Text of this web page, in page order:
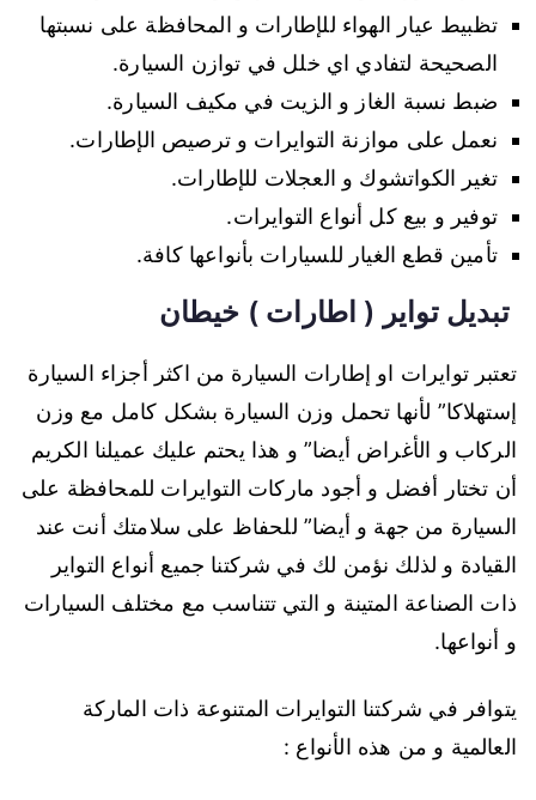
تظبيط عيار الهواء للإطارات و المحافظة على نسبتها
الصحيحة لتفادي اي خلل في توازن السيارة.
ضبط نسبة الغاز و الزيت في مكيف السيارة.
نعمل على موازنة التوايرات و ترصيص الإطارات.
تغير الكواتشوك و العجلات للإطارات.
توفير و بيع كل أنواع التوايرات.
تأمين قطع الغيار للسيارات بأنواعها كافة.
تبديل تواير ( اطارات ) خيطان
تعتبر توايرات او إطارات السيارة من اكثر أجزاء السيارة
إستهلاكا” لأنها تحمل وزن السيارة بشكل كامل مع وزن
الركاب و الأغراض أيضا” و هذا يحتم عليك عميلنا الكريم
أن تختار أفضل و أجود ماركات التوايرات للمحافظة على
السيارة من جهة و أيضا” للحفاظ على سلامتك أنت عند
القيادة و لذلك نؤمن لك في شركتنا جميع أنواع التواير
ذات الصناعة المتينة و التي تتناسب مع مختلف السيارات
و أنواعها.
يتوافر في شركتنا التوايرات المتنوعة ذات الماركة
العالمية و من هذه الأنواع :